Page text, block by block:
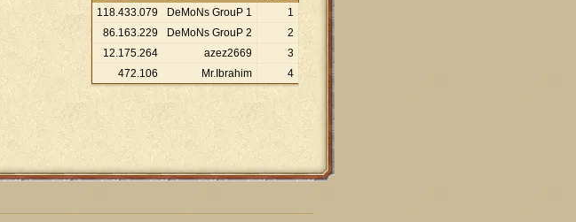
1
DeMoNs GrouP 1
118.433.079
2
DeMoNs GrouP 2
86.163.229
3
azez2669
12.175.264
4
Mr.Ibrahim
472.106